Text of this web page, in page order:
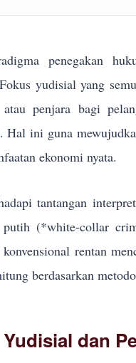
penegakan
yudisial yang
atau penjara bagi
ini guna
ekonomi nyata.
tantangan
(*white-collar
rentan
berdasarkan
dan